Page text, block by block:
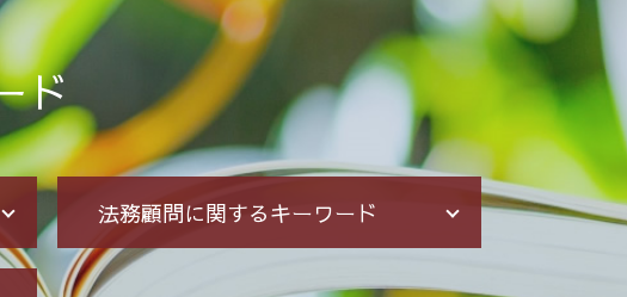
ド
法務顧問に関するキーワード